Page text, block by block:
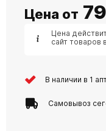
Цена от
Цена
сайт товаров
В наличии в 1
Самовывоз